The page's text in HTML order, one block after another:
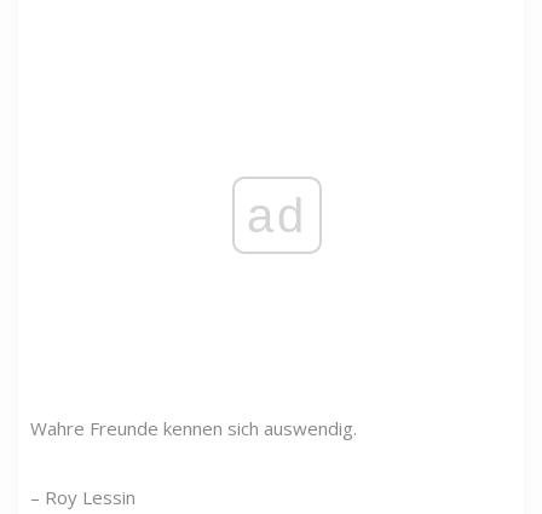
ad
Wahre Freunde kennen sich auswendig.
– Roy Lessin